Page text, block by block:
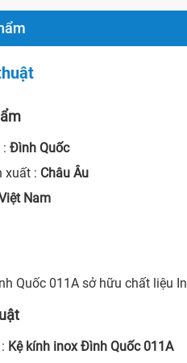
:Đình Quốc
xuất : Châu Âu
Nam
Quốc 011A sở hữu chất liệu
Kệ kính inox Đình Quốc 011A